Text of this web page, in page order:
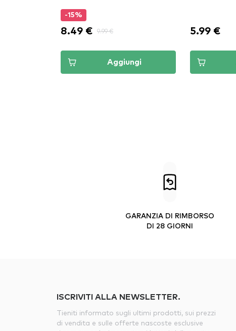
-15%
8.49 € 9.99 €
Aggiungi
5.99 €
GARANZIA DI RIMBORSO
DI 28 GIORNI
ISCRIVITI ALLA NEWSLETTER.
Tieniti informato sugli ultimi prodotti, sui prezzi
di vendita e sulle offerte nascoste esclusive